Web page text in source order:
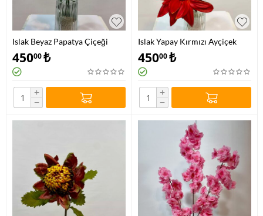
Islak Beyaz Papatya Çiçeği
45000₺
+
−
Islak Yapay Kırmızı Ayçiçek
45000₺
+
−